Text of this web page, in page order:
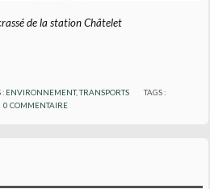
de la station Châtelet
: ENVIRONNEMENT,TRANSPORTS
TAGS :
0 COMMENTAIRE